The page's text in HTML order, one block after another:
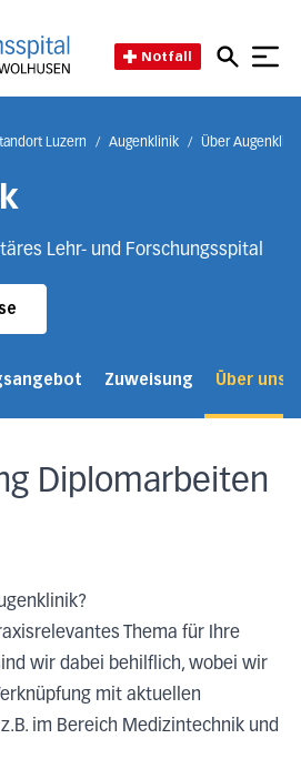
Notfall
Luzern / Augenklinik / Über
Lehr- und Forschungsspital
Zuweisung Über uns
Diplomarbeiten
Thema für Ihre
wir dabei behilflich, wobei wir
mit aktuellen
im Bereich Medizintechnik und